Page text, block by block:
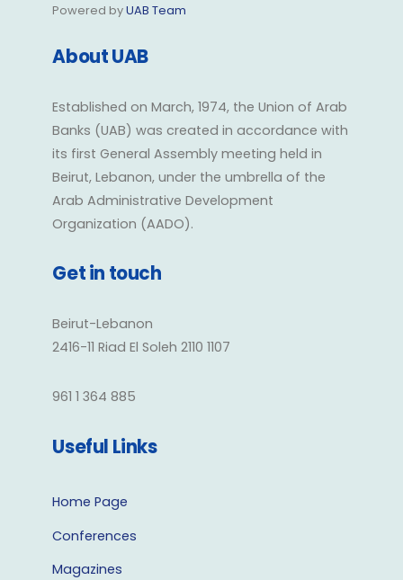
Powered byUAB Team
About UAB
Established on March, 1974, the Union of Arab
Banks (UAB) was created in accordance with
its first General Assembly meeting held in
Beirut, Lebanon, under the umbrella of the
Arab Administrative Development
Organization (AADO).
Get in touch
Beirut-Lebanon
2416-11 Riad El Soleh 2110 1107
961 1 364 885
Useful Links
Home Page
Conferences
Magazines